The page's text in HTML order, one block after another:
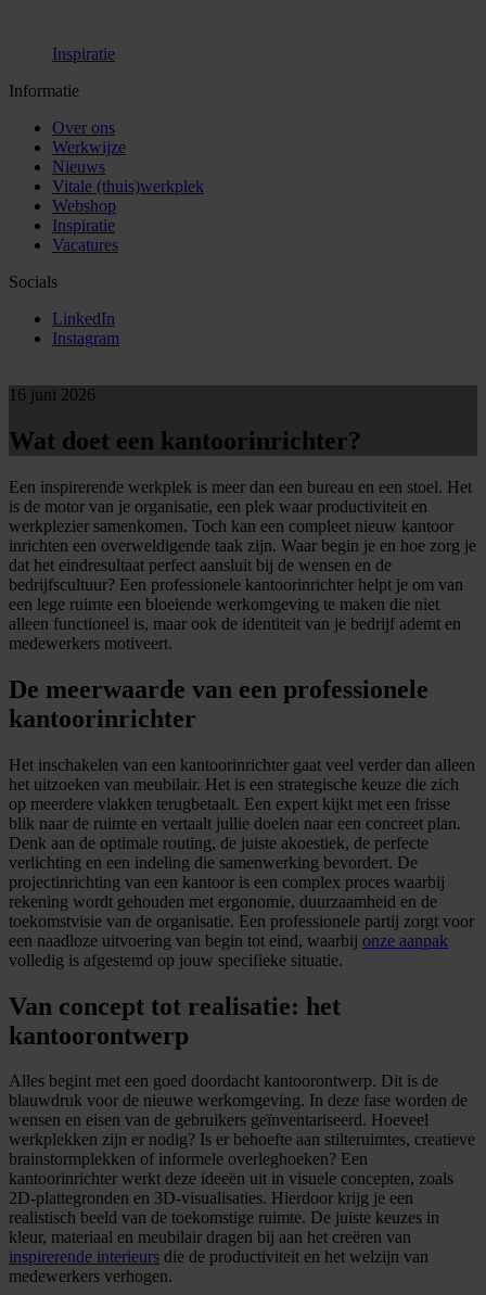
Inspiratie
Informatie
Over ons
Werkwijze
Nieuws
Vitale (thuis)werkplek
Webshop
Inspiratie
Vacatures
Socials
LinkedIn
Instagram
16 juni 2026
Wat doet een kantoorinrichter?
Een inspirerende werkplek is meer dan een bureau en een stoel. Het
is de motor van je organisatie, een plek waar productiviteit en
werkplezier samenkomen. Toch kan een compleet nieuw kantoor
inrichten een overweldigende taak zijn. Waar begin je en hoe zorg je
dat het eindresultaat perfect aansluit bij de wensen en de
bedrijfscultuur? Een professionele kantoorinrichter helpt je om van
een lege ruimte een bloeiende werkomgeving te maken die niet
alleen functioneel is, maar ook de identiteit van je bedrijf ademt en
medewerkers motiveert.
De meerwaarde van een professionele
kantoorinrichter
Het inschakelen van een kantoorinrichter gaat veel verder dan alleen
het uitzoeken van meubilair. Het is een strategische keuze die zich
op meerdere vlakken terugbetaalt. Een expert kijkt met een frisse
blik naar de ruimte en vertaalt jullie doelen naar een concreet plan.
Denk aan de optimale routing, de juiste akoestiek, de perfecte
verlichting en een indeling die samenwerking bevordert. De
projectinrichting van een kantoor is een complex proces waarbij
rekening wordt gehouden met ergonomie, duurzaamheid en de
toekomstvisie van de organisatie. Een professionele partij zorgt voor
een naadloze uitvoering van begin tot eind, waarbij onze aanpak
volledig is afgestemd op jouw specifieke situatie.
Van concept tot realisatie: het
kantoorontwerp
Alles begint met een goed doordacht kantoorontwerp. Dit is de
blauwdruk voor de nieuwe werkomgeving. In deze fase worden de
wensen en eisen van de gebruikers geïnventariseerd. Hoeveel
werkplekken zijn er nodig? Is er behoefte aan stilteruimtes, creatieve
brainstormplekken of informele overleghoeken? Een
kantoorinrichter werkt deze ideeën uit in visuele concepten, zoals
2D-plattegronden en 3D-visualisaties. Hierdoor krijg je een
realistisch beeld van de toekomstige ruimte. De juiste keuzes in
kleur, materiaal en meubilair dragen bij aan het creëren van
inspirerende interieurs die de productiviteit en het welzijn van
medewerkers verhogen.